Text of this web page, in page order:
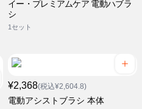
イー・プレミアムケア 電動ハブラ
シ
1セット
¥2,368(税込¥2,604.8)
電動アシストブラシ 本体